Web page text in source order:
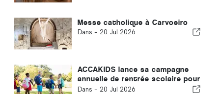
Messe catholique à Carvoeiro
Dans - 20 Jul 2026
ACCAKIDS lance sa campagne
annuelle de rentrée scolaire pour
offrir à chaque enfant un départ
Dans - 20 Jul 2026